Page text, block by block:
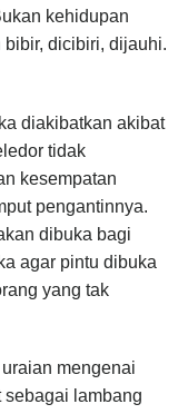
kehidupan
dicibiri, dijauhi.
diakibatkan akibat
tidak
kesempatan
pengantinnya.
dibuka bagi
agar pintu dibuka
yang tak
mengenai
lambang